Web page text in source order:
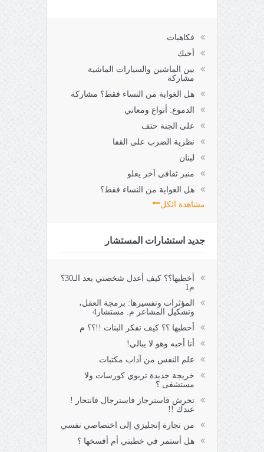
فكاهيات
أحبك
بين الماشين والسيارات الماشية
مشاركة
هل الغواية من النساء فقط؟ مشاركة
الدموع: أنواع ومعاني
على الجنة حتف
نظرية الضرب على القفا
لبنان
منبر ثقافي آخر يعلو
هل الغواية من النساء فقط؟
مشاهدة الكل
جديد استشارات المستشار
أخطبها؟؟ كيف أعدل شخصتي بعد الـ30؟
م1
المؤثرات وتفسيرها: برمجة العقل،
وتشكيل المشاعر م. مستشار4
أخطبها ؟؟ كيف تفكر البنات !!؟؟ م
أنا أحبه وهو لا يبالي!
علم النفس من آداب مكتبات
خريجة جديدة تربوي كورسات ولا
مستشفى ؟
تحرش فاسترجاز فاسترجال فانتحار !
عندك !!
من تجارة إنجليزي إلى اختصاصي نفسي
هل أستمر في خطبتي أم أفسخها ؟